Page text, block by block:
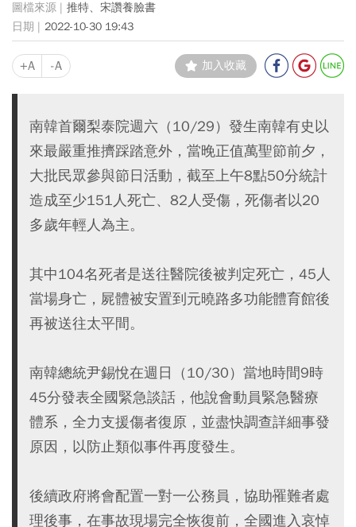
推特、宋讚養臉書
2022-10-30 19:43
+A -A 加入收藏
南韓首爾梨泰院週六（10/29）發生南韓有史以
來最嚴重推擠踩踏意外，當晚正值萬聖節前夕，
大批民眾參與節日活動，截至上午8點50分統計
造成至少151人死亡、82人受傷，死傷者以20
多歲年輕人為主。
其中104名死者是送往醫院後被判定死亡，45人
當場身亡，屍體被安置到元曉路多功能體育館後
再被送往太平間。
南韓總統尹錫悅在週日（10/30）當地時間9時
45分發表全國緊急談話，他說會動員緊急醫療
體系，全力支援傷者復原，並盡快調查詳細事發
原因，以防止類似事件再度發生。
後續政府將會配置一對一公務員，協助罹難者處
理後事，在事故現場完全恢復前，全國進入哀悼